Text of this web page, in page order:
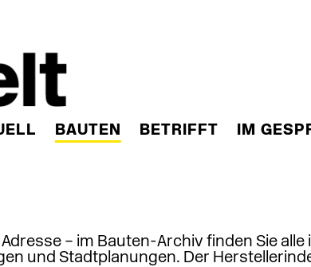
BAUTEN BETRIFFT IM
– im Bauten-Archiv finden Sie
und Stadtplanungen. Der